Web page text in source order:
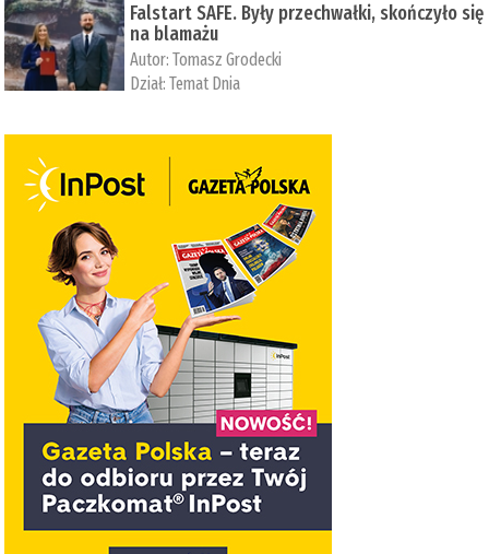
Falstart SAFE. Były przechwałki, skończyło się
na blamażu
Autor:Tomasz Grodecki
Dział:Temat Dnia